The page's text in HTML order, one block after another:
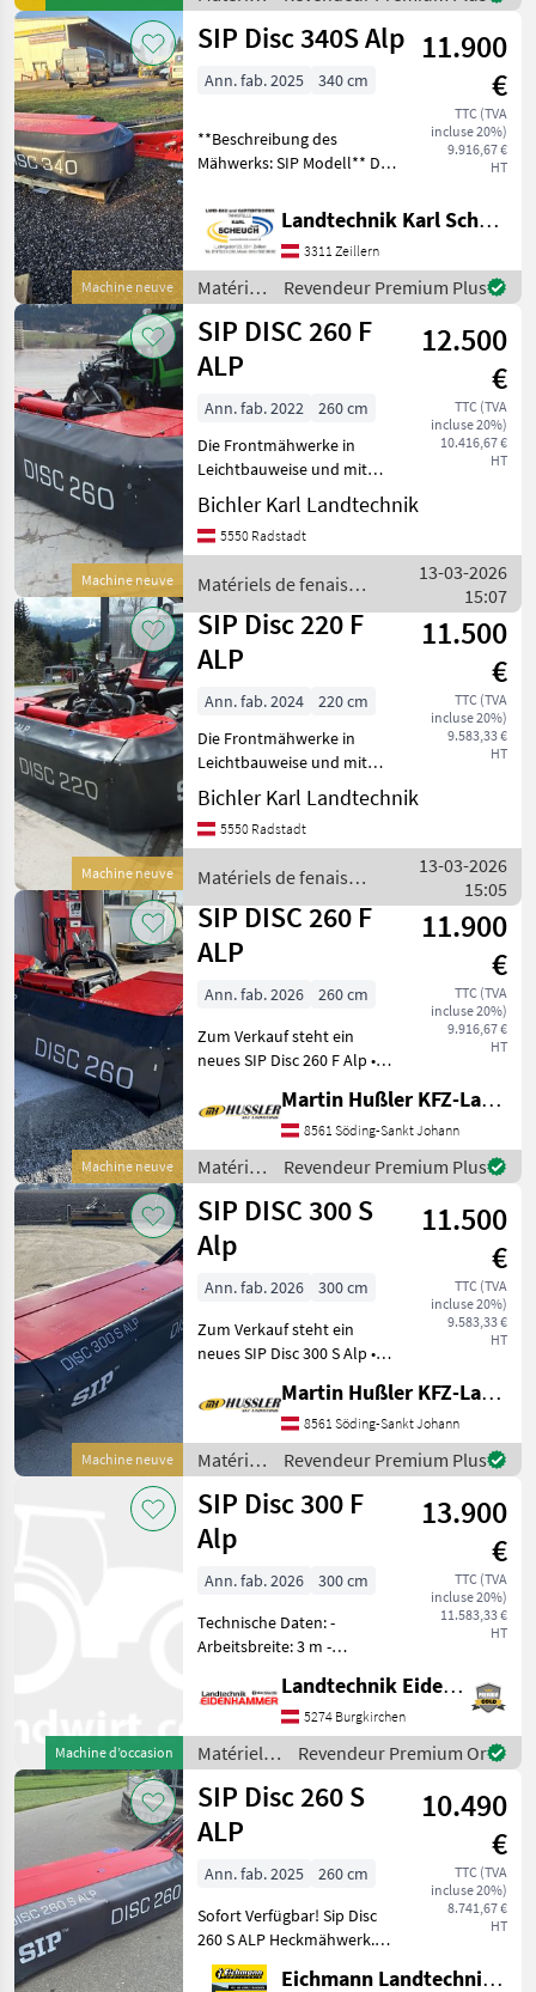
hydraulique, Faucheuses ar
de
fenaison
Machine neuve
SIP Disc 340S Alp 11.900
€
TTC (TVA
incluse 20%)
9.916,67 €
HT
Ann. fab. 2025 340 cm
**Beschreibung des
Mähwerks: SIP Modell** Das
renommierten Marke SIP,
Modell 2025, besticht durch
seine erstklassige
Ausstattung und ist ideal
für lan
Landtechnik Karl Scheuch
3311 Zeillern
Matériels
de
fenaison
/ SIP
Revendeur Premium Plus
Machine neuve
SIP DISC 260 F
ALP
12.500
€
TTC (TVA
incluse 20%)
10.416,67 €
HT
Ann. fab. 2022
260 cm
Die Frontmähwerke in
Leichtbauweise und mit
einem möglichst nahe am
Traktor liegenden
Schwerpunkt sorgen für
hervorragende Sicht in
steilem Gel
Bichler Karl Landtechnik
5550 Radstadt
Matériels de fenaison
/ SIP
13-03-2026
15:07
Machine neuve
SIP Disc 220 F
ALP
11.500
€
TTC (TVA
incluse 20%)
9.583,33 €
HT
Ann. fab. 2024
220 cm
Die Frontmähwerke in
Leichtbauweise und mit
einem möglichst nahe am
Traktor liegenden
Schwerpunkt sorgen für
hervorragende Sicht in
steilem Gel
Bichler Karl Landtechnik
5550 Radstadt
Matériels de fenaison
/ SIP
13-03-2026
15:05
Machine neuve
SIP DISC 260 F
ALP
11.900
€
TTC (TVA
incluse 20%)
9.916,67 €
HT
Ann. fab. 2026
260 cm
Zum Verkauf steht ein
neues SIP Disc 260 F Alp •
• 12 Messer • Gewicht: 460
kg • 3-Punkt Anbaubock
Kat. I und II •
Anfahrsicherung
Martin Hußler KFZ-Landtechnik
8561 Söding-Sankt Johann
Matériels
de
fenaison
/ SIP
Revendeur Premium Plus
Machine neuve
SIP DISC 300 S
Alp
11.500
€
TTC (TVA
incluse 20%)
9.583,33 €
HT
Ann. fab. 2026
300 cm
Zum Verkauf steht ein
neues SIP Disc 300 S Alp •
Keilriemenantrieb •
mechanische Entlastung •
Erforderlicher Anschluss: 1x
Einfachwirkend • DDS
Martin Hußler KFZ-Landtechnik
8561 Söding-Sankt Johann
Matériels
de
fenaison
/ SIP
Revendeur Premium Plus
Machine d’occasion
SIP Disc 300 F
Alp
13.900
€
TTC (TVA
incluse 20%)
11.583,33 €
HT
Ann. fab. 2026
300 cm
Technische Daten: -
Arbeitsbreite: 3 m -
Messeranzahl: 14 -
Scheibendrehrichtung: zur
Mitte - Gewicht: 495 kg -
Erforderliche Traktorlei
Landtechnik Eidenhammer GmbH
5274 Burgkirchen
Matériels
de
fenaison /
SIP
Revendeur Premium Or
SIP Disc 260 S
ALP
10.490
€
TTC (TVA
incluse 20%)
8.741,67 €
HT
Ann. fab. 2025
260 cm
Sofort Verfügbar! Sip Disc
260 S ALP Heckmähwerk.
Ausstattung & Details: -
Schwenkbare 3-Punkt-
Eichmann Landtechnik GmbH